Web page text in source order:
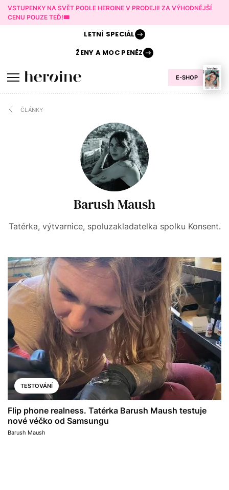
VSTUPENKY NA SVĚT PODLE HEROINE V PRODEJI! ZA VÝHODNĚJŠÍ
CENU POUZE TEĎ!🎟️
E-SHOP
LETNÍ SPECIÁL
ŽENY AMOC PENĚZ
ČLÁNKY
Barush Maush
Tatérka, výtvarnice, spoluzakladatelka spolku Konsent.
TESTOVÁNÍ
Flip phone realness. Tatérka Barush Maush testuje
nové véčko od Samsungu
Barush Maush